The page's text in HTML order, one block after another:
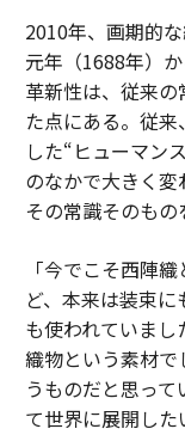
2010年、画期的
元年（1688年）
革新性は、従来
た点にある。従
した“ヒューマン
のなかで大きく変
その常識そのもの
「今でこそ西陣
ど、本来は装束
も使われていまし
織物という素材
うものだと思っ
て世界に展開し